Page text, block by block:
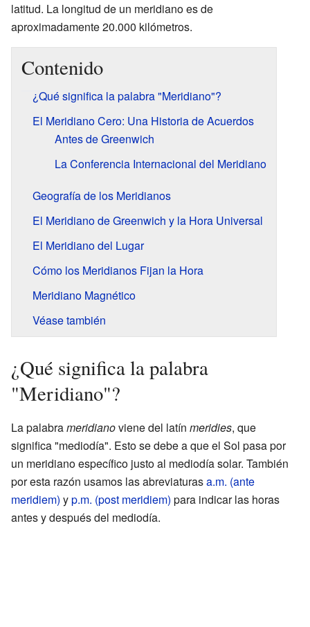
latitud. La longitud de un meridiano es de
aproximadamente 20.000 kilómetros.
Contenido
¿Qué significa la palabra "Meridiano"?
El Meridiano Cero: Una Historia de Acuerdos
Antes de Greenwich
La Conferencia Internacional del Meridiano
Geografía de los Meridianos
El Meridiano de Greenwich y la Hora Universal
El Meridiano del Lugar
Cómo los Meridianos Fijan la Hora
Meridiano Magnético
Véase también
¿Qué significa la palabra
"Meridiano"?
La palabrameridianoviene del latín meridies, que
significa "mediodía". Esto se debe a que el Sol pasa por
un meridiano específico justo al mediodía solar. También
por esta razón usamos las abreviaturasa.m. (ante
meridiem) yp.m. (post meridiem) para indicar las horas
antes y después del mediodía.